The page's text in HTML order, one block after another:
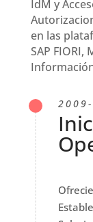
IdM y
en las
SAP FIORI,